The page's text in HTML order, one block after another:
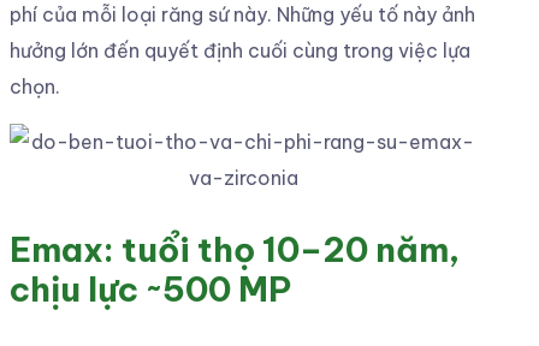
phí của mỗi loại răng sứ này. Những yếu tố này ảnh
hưởng lớn đến quyết định cuối cùng trong việc lựa
chọn.
Emax: tuổi thọ 10–20 năm,
chịu lực ~500 MP